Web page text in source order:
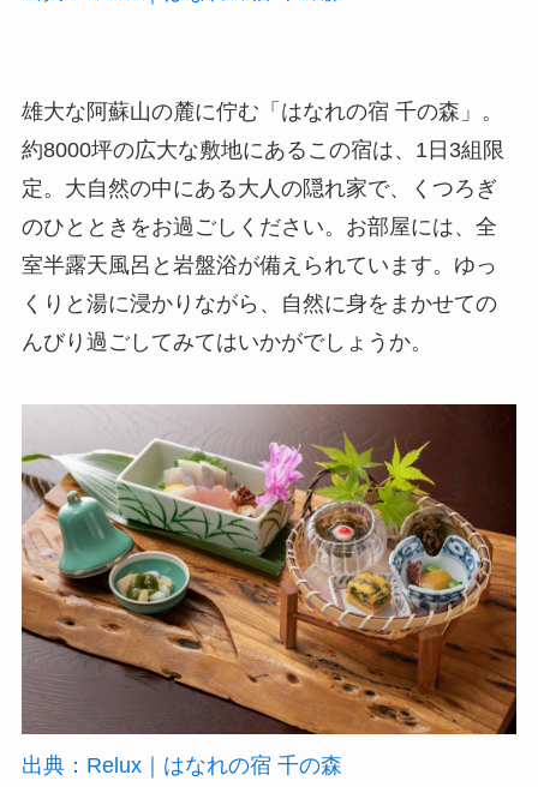
雄大な阿蘇山の麓に佇む「はなれの宿 千の森」。
約8000坪の広大な敷地にあるこの宿は、1日3組限
定。大自然の中にある大人の隠れ家で、くつろぎ
のひとときをお過ごしください。お部屋には、全
室半露天風呂と岩盤浴が備えられています。ゆっ
くりと湯に浸かりながら、自然に身をまかせての
んびり過ごしてみてはいかがでしょうか。
出典：Relux｜はなれの宿 千の森